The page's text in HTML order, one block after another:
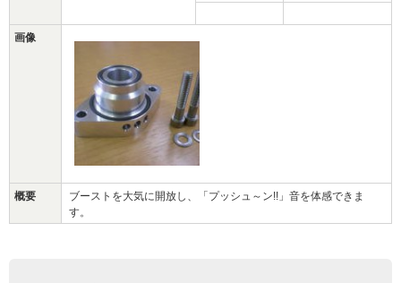
画像
概要
ブーストを大気に開放し、「プッシュ～ン!!」音を体感できま
す。